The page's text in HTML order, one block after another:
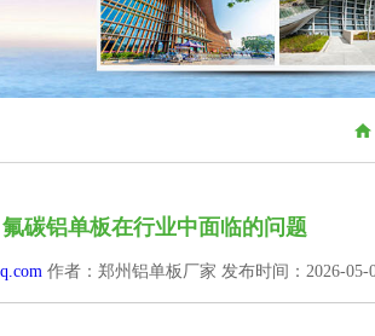
氟碳铝单板在行业中面临的问题
作者：郑州铝单板厂家 发布时间：2026-05-